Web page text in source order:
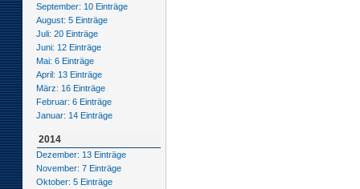
September: 10 Einträge
August: 5 Einträge
Juli: 20 Einträge
Juni: 12 Einträge
Mai: 6 Einträge
April: 13 Einträge
März: 16 Einträge
Februar: 6 Einträge
Januar: 14 Einträge
2014
Dezember: 13 Einträge
November: 7 Einträge
Oktober: 5 Einträge